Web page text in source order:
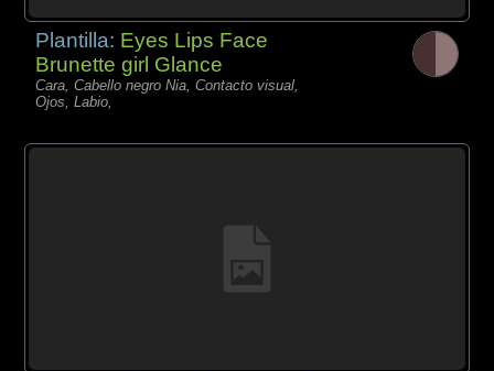
Plantilla: Eyes Lips Face
Brunette girl Glance
Cara, Cabello negro Nia, Contacto visual,
Ojos, Labio,